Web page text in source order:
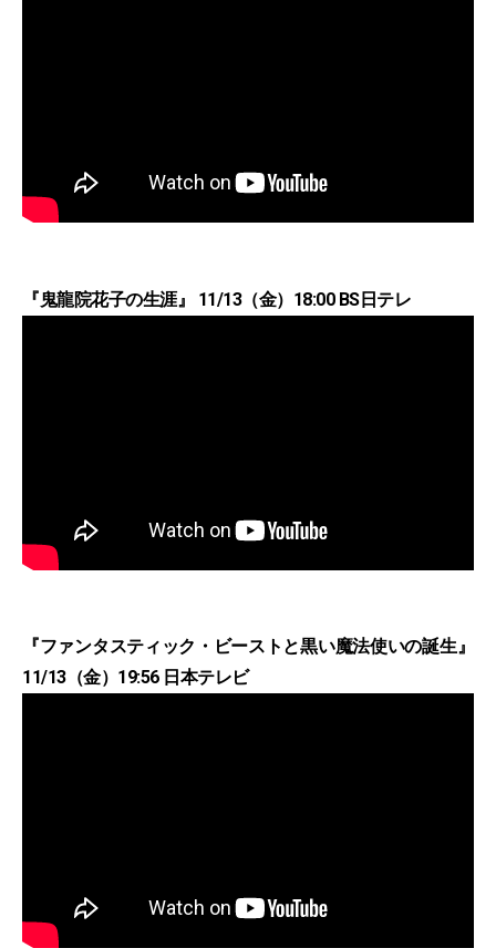
『鬼龍院花子の生涯』 11/13（金）18:00 BS日テレ
『ファンタスティック・ビーストと黒い魔法使いの誕生』
11/13（金）19:56 日本テレビ